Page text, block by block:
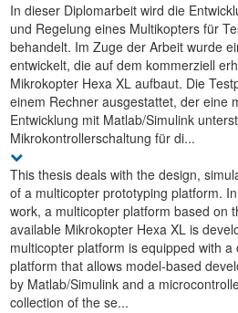
In dieser Diplomarbeit wird die
und Regelung eines Multikopters für
behandelt. Im Zuge der Arbeit wurde
entwickelt, die auf dem kommerziell
Mikrokopter Hexa XL aufbaut. Die
einem Rechner ausgestattet, der eine
Entwicklung mit Matlab/Simulink
Mikrokontrollerschaltung für di...
This thesis deals with the design,
of a multicopter prototyping platform.
work, a multicopter platform based on
available Mikrokopter Hexa XL is
multicopter platform is equipped with a
platform that allows model-based
by Matlab/Simulink and a
collection of the se...